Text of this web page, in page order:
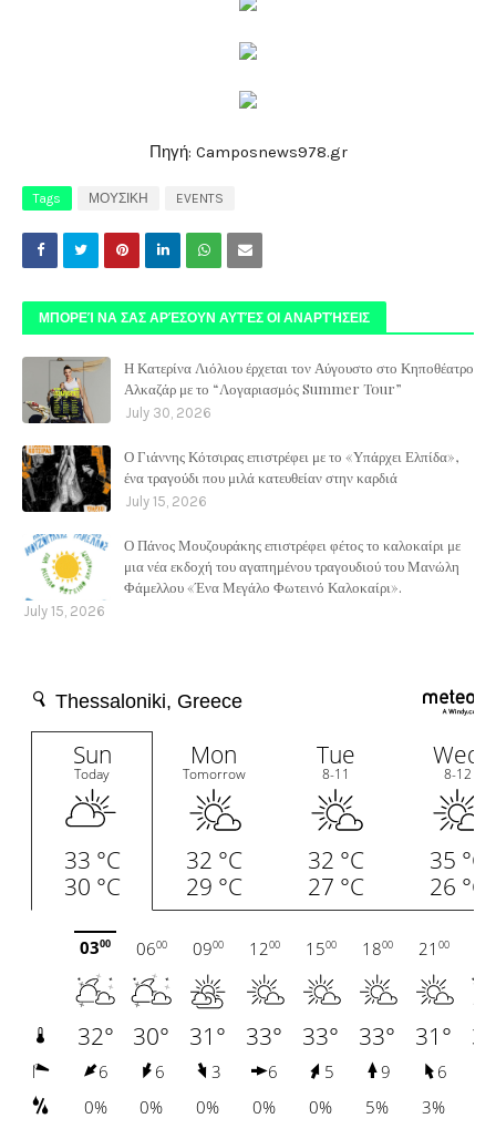
Πηγή: Camposnews978.gr
Tags ΜΟΥΣΙΚΗ EVENTS
ΜΠΟΡΕΊ ΝΑ ΣΑΣ ΑΡΈΣΟΥΝ ΑΥΤΈΣ ΟΙ ΑΝΑΡΤΉΣΕΙΣ
Η Κατερίνα Λιόλιου έρχεται τον Αύγουστο στο Κηποθέατρο
Αλκαζάρ με το “Λογαριασμός Summer Tour”
July 30, 2026
Ο Γιάννης Κότσιρας επιστρέφει με το «Υπάρχει Ελπίδα»,
ένα τραγούδι που μιλά κατευθείαν στην καρδιά
July 15, 2026
Ο Πάνος Μουζουράκης επιστρέφει φέτος το καλοκαίρι με
μια νέα εκδοχή του αγαπημένου τραγουδιού του Μανώλη
Φάμελλου «Ένα Μεγάλο Φωτεινό Καλοκαίρι».
July 15, 2026